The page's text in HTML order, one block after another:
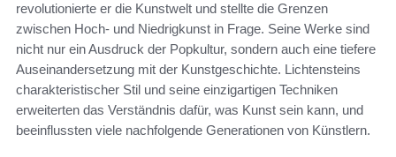
revolutionierte er die Kunstwelt und stellte die Grenzen
zwischen Hoch- und Niedrigkunst in Frage. Seine Werke sind
nicht nur ein Ausdruck der Popkultur, sondern auch eine tiefere
Auseinandersetzung mit der Kunstgeschichte. Lichtensteins
charakteristischer Stil und seine einzigartigen Techniken
erweiterten das Verständnis dafür, was Kunst sein kann, und
beeinflussten viele nachfolgende Generationen von Künstlern.